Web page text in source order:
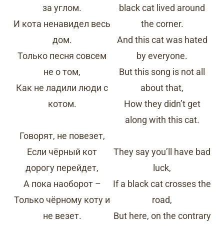
за углом.
И кота ненавидел весь
дом.
Только песня совсем
не о том,
Как не ладили люди с
котом.
Говорят, не повезет,
Если чёрный кот
дорогу перейдет,
А пока наоборот –
Только чёрному коту и
не везет.
black cat lived around
the corner.
And this cat was hated
by everyone.
But this song is not all
about that,
How they didn’t get
along with this cat.
They say you’ll have bad
luck,
If a black cat crosses the
road,
But here, on the contrary